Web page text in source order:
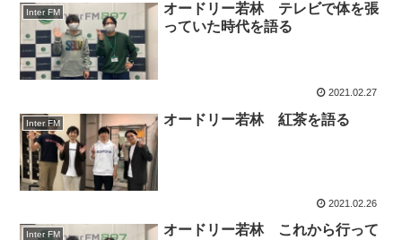
Inter FM
オードリー若林 テレビで体を張
っていた時代を語る
2021.02.27
Inter FM オードリー若林 紅茶を語る
2021.02.26
Inter FM
オードリー若林 これから行って